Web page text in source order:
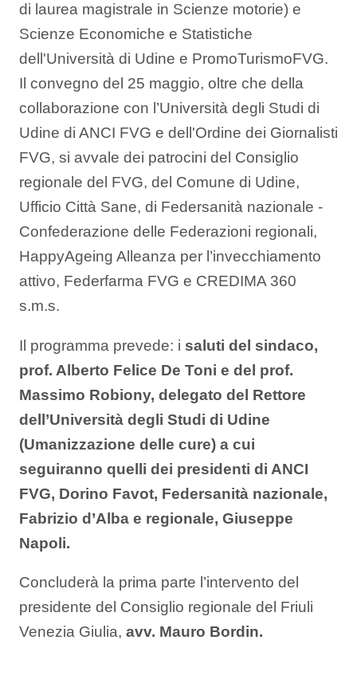
di laurea magistrale in Scienze motorie) e
Scienze Economiche e Statistiche
dell'Università di Udine e PromoTurismoFVG.
Il convegno del 25 maggio, oltre che della
collaborazione con l’Università degli Studi di
Udine di ANCI FVG e dell'Ordine dei Giornalisti
FVG, si avvale dei patrocini del Consiglio
regionale del FVG, del Comune di Udine,
Ufficio Città Sane, di Federsanità nazionale -
Confederazione delle Federazioni regionali,
HappyAgeing Alleanza per l’invecchiamento
attivo, Federfarma FVG e CREDIMA 360
s.m.s.
Il programma prevede: i saluti del sindaco,
prof. Alberto Felice De Toni e del prof.
Massimo Robiony, delegato del Rettore
dell’Università degli Studi di Udine
(Umanizzazione delle cure) a cui
seguiranno quelli dei presidenti di ANCI
FVG, Dorino Favot, Federsanità nazionale,
Fabrizio d’Alba e regionale, Giuseppe
Napoli.
Concluderà la prima parte l’intervento del
presidente del Consiglio regionale del Friuli
Venezia Giulia, avv. Mauro Bordin.